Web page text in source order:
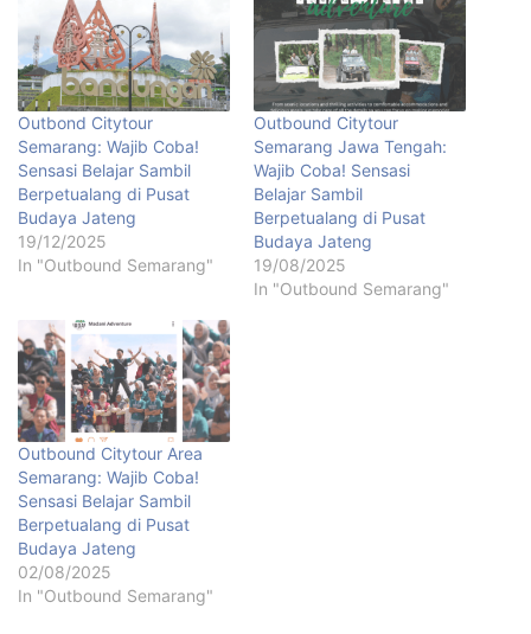
Outbond Citytour
Semarang: Wajib Coba!
Sensasi Belajar Sambil
Berpetualang di Pusat
Budaya Jateng
19/12/2025
In "Outbound Semarang"
Outbound Citytour
Semarang Jawa Tengah:
Wajib Coba! Sensasi
Belajar Sambil
Berpetualang di Pusat
Budaya Jateng
19/08/2025
In "Outbound Semarang"
Outbound Citytour Area
Semarang: Wajib Coba!
Sensasi Belajar Sambil
Berpetualang di Pusat
Budaya Jateng
02/08/2025
In "Outbound Semarang"